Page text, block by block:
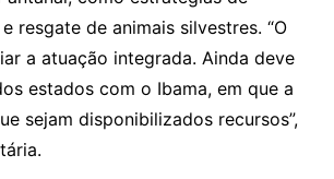
resgate de animais silvestres. “O
a atuação integrada. Ainda deve
estados com o Ibama, em que a
sejam disponibilizados recursos”,